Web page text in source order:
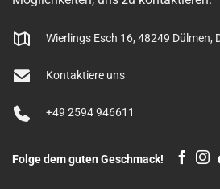
Wierlings Esch 16, 48249 Dülmen,
Kontaktiere uns
+49 2594 946611
Folge dem guten Geschmack!